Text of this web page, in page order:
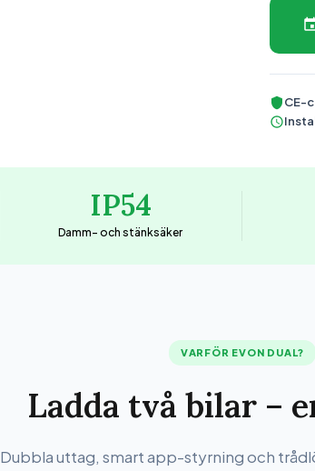
CE-
IP54
Damm- och stänksäker
VARFÖR EVON DUAL?
Ladda två bilar –
Dubbla uttag, smart app-styrning och